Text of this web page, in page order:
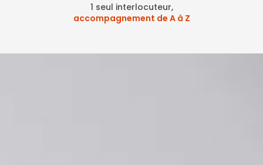
1 seul interlocuteur,
accompagnement de A à Z